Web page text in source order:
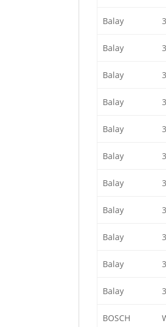
Balay
Balay
Balay
Balay
Balay
Balay
Balay
Balay
Balay
Balay
Balay
BOSCH